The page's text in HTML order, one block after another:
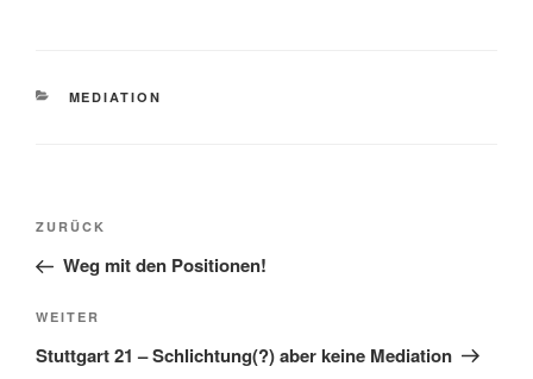
KATEGORIEN
MEDIATION
Beitragsnavigation
Vorheriger
Beitrag
ZURÜCK
Weg mit den Positionen!
Nächster
Beitrag
WEITER
Stuttgart 21 – Schlichtung(?) aber keine Mediation